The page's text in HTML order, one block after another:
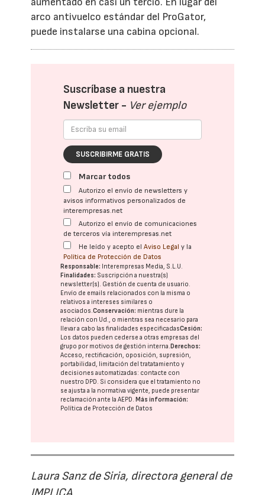
arco antivuelco estándar del ProGator,
puede instalarse una cabina opcional.
Suscríbase a nuestra
Newsletter - Ver ejemplo
SUSCRIBIRME GRATIS
Marcar todos
Autorizo el envío de newsletters y
avisos informativos personalizados de
interempresas.net
Autorizo el envío de comunicaciones
de terceros vía interempresas.net
He leído y acepto elAviso Legal y la
Política de Protección de Datos
Responsable: Interempresas Media, S.L.U.
Finalidades: Suscripción a nuestra(s)
newsletter(s). Gestión de cuenta de usuario.
Envío de emails relacionados con la misma o
relativos a intereses similares o
asociados.Conservación: mientras dure la
relación con Ud., o mientras sea necesario para
llevar a cabo las finalidades especificadasCesión:
Los datos pueden cederse a otras empresas del
grupo por motivos de gestión interna.Derechos:
Acceso, rectificación, oposición, supresión,
portabilidad, limitación del tratatamiento y
decisiones automatizadas: contacte con
nuestro DPD. Si considera que el tratamiento no
se ajusta a la normativa vigente, puede presentar
reclamación ante laAEPD.Más información:
Política de Protección de Datos
Laura Sanz de Siria, directora general de